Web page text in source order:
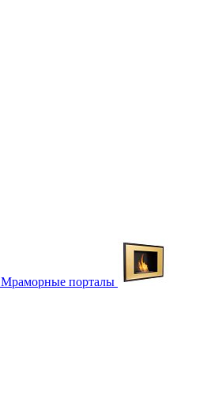
Мраморные порталы